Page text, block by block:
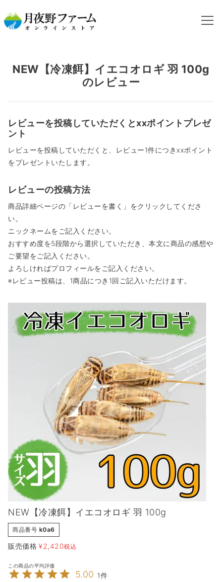
NEW【冷凍餌】イエコオロギ 羽 100gのレビュー
NEW【冷凍餌】イエコオロギ 羽 100g
のレビュー
レビューを投稿していただくとxxポイントプレゼ
ント
レビューを投稿していただくと、レビュー1件につきxxポイント
をプレゼントいたします。
レビューの投稿方法
商品詳細ページの「レビューを書く」をクリックしてくださ
い。
ニックネームをご記入ください。
おすすめ度を5段階から選択していただき、本文に商品の感想や
ご要望をご記入ください。
よろしければプロフィールをご記入ください。
※レビュー投稿は、1商品につき1回ご記入いただけます。
NEW【冷凍餌】イエコオロギ 羽 100g
商品番号 k0a6
販売価格 ¥2,420税込
5.00 1